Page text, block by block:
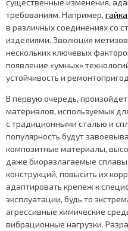
существенные изменения,
требованиям. Например,
в различных соединениях со
изделиями. Эволюция
нескольких ключевых
появление «умных»
устойчивость и
В первую очередь,
материалов, используемых
с традиционными сталью и
популярность будут
композитные материалы,
даже биоразлагаемые
конструкций, повысить их
адаптировать крепеж к
эксплуатации, будь то
агрессивные химические
вибрационные нагрузки.